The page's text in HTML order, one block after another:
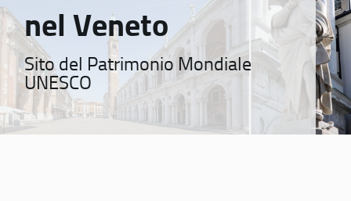
nel Veneto
Sito del Patrimonio Mondiale
UNESCO